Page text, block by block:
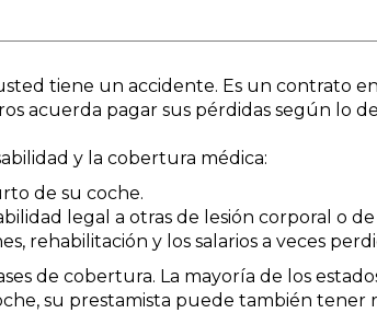
tiene un accidente. Es un contrato
acuerda pagar sus pérdidas según lo
y la cobertura médica:
de su coche.
legal a otras de lesión corporal o
rehabilitación y los salarios a veces
de cobertura. La mayoría de los
su prestamista puede también tener